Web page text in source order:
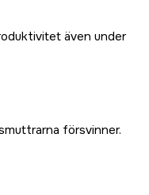
även under
försvinner.